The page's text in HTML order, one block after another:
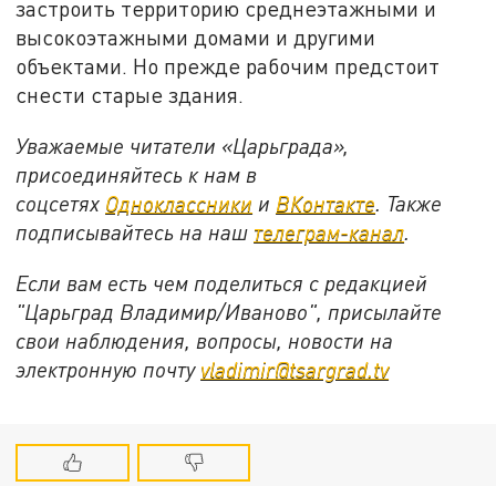
застроить территорию среднеэтажными и
высокоэтажными домами и другими
объектами. Но прежде рабочим предстоит
снести старые здания.
Уважаемые читатели «Царьграда»,
присоединяйтесь к нам в
соцсетях Одноклассники и ВКонтакте. Также
подписывайтесь на наш телеграм-канал.
Если вам есть чем поделиться с редакцией
"Царьград Владимир/Иваново", присылайте
свои наблюдения, вопросы, новости на
электронную почту vladimir@tsargrad.tv